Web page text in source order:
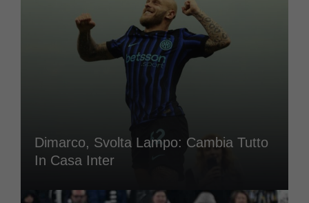
Dimarco, Svolta Lampo: Cambia Tutto
In Casa Inter